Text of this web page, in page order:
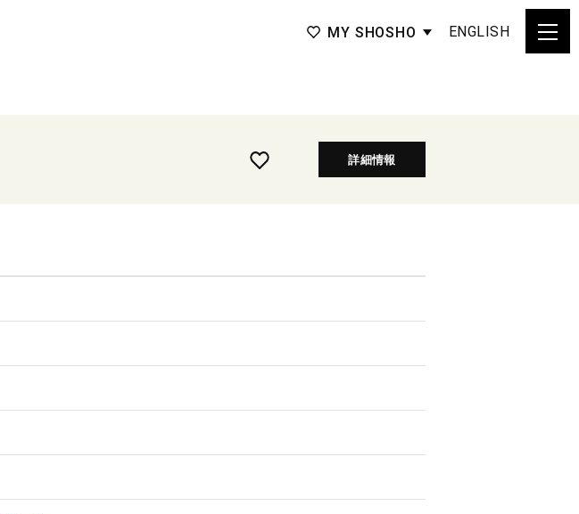
MY SHOSHO ENGLISH
詳細情報